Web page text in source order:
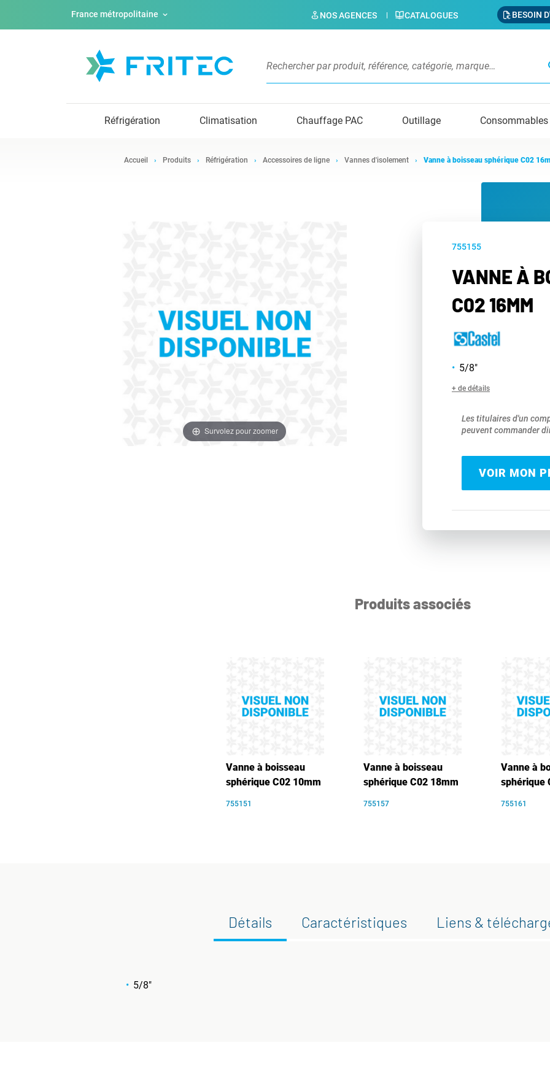
France métropolitaine NOS AGENCES CATALOGUES BESOIN
Réfrigération Climatisation Chauffage PAC Outillage Consommables
Accueil Produits Réfrigération Accessoires de ligne Vannes d'isolement Vanne à boisseau sphérique C02
Survolez pour zoomer
755155
VANNE À
C02 16MM
5/8"
+ de détails
Les titulaires d'un
peuvent commander
VOIR MON
Produits associés
Vanne à boisseau
sphérique C02 10mm
755151
Vanne à boisseau
sphérique C02 18mm
755157
Vanne à
sphérique
755161
Détails Caractéristiques Liens &
5/8"